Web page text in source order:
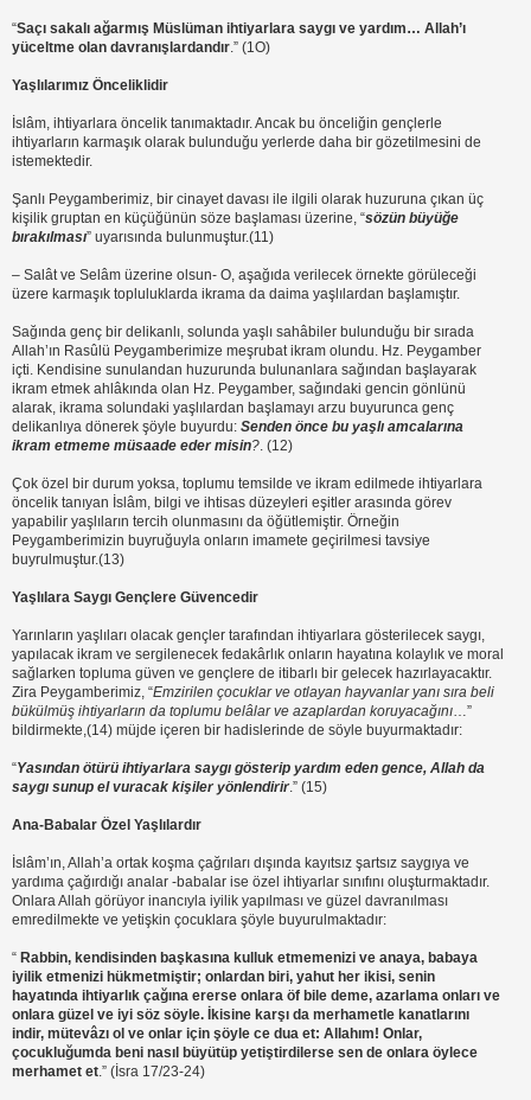
“Saçı sakalı ağarmış Müslüman ihtiyarlara saygı ve yardım… Allah’ı
yüceltme olan davranışlardandır.” (1O)
Yaşlılarımız Önceliklidir
İslâm, ihtiyarlara öncelik tanımaktadır. Ancak bu önceliğin gençlerle
ihtiyarların karmaşık olarak bulunduğu yerlerde daha bir gözetilmesini de
istemektedir.
Şanlı Peygamberimiz, bir cinayet davası ile ilgili olarak huzuruna çıkan üç
kişilik gruptan en küçüğünün söze başlaması üzerine, “sözün büyüğe
bırakılması” uyarısında bulunmuştur.(11)
– Salât ve Selâm üzerine olsun- O, aşağıda verilecek örnekte görüleceği
üzere karmaşık topluluklarda ikrama da daima yaşlılardan başlamıştır.
Sağında genç bir delikanlı, solunda yaşlı sahâbiler bulunduğu bir sırada
Allah’ın Rasûlü Peygamberimize meşrubat ikram olundu. Hz. Peygamber
içti. Kendisine sunulandan huzurunda bulunanlara sağından başlayarak
ikram etmek ahlâkında olan Hz. Peygamber, sağındaki gencin gönlünü
alarak, ikrama solundaki yaşlılardan başlamayı arzu buyurunca genç
delikanlıya dönerek şöyle buyurdu: Senden önce bu yaşlı amcalarına
ikram etmeme müsaade eder misin?. (12)
Çok özel bir durum yoksa, toplumu temsilde ve ikram edilmede ihtiyarlara
öncelik tanıyan İslâm, bilgi ve ihtisas düzeyleri eşitler arasında görev
yapabilir yaşlıların tercih olunmasını da öğütlemiştir. Örneğin
Peygamberimizin buyruğuyla onların imamete geçirilmesi tavsiye
buyrulmuştur.(13)
Yaşlılara Saygı Gençlere Güvencedir
Yarınların yaşlıları olacak gençler tarafından ihtiyarlara gösterilecek saygı,
yapılacak ikram ve sergilenecek fedakârlık onların hayatına kolaylık ve moral
sağlarken topluma güven ve gençlere de itibarlı bir gelecek hazırlayacaktır.
Zira Peygamberimiz, “Emzirilen çocuklar ve otlayan hayvanlar yanı sıra beli
bükülmüş ihtiyarların da toplumu belâlar ve azaplardan koruyacağını…”
bildirmekte,(14) müjde içeren bir hadislerinde de söyle buyurmaktadır:
“Yasından ötürü ihtiyarlara saygı gösterip yardım eden gence, Allah da
saygı sunup el vuracak kişiler yönlendirir.” (15)
Ana-Babalar Özel Yaşlılardır
İslâm’ın, Allah’a ortak koşma çağrıları dışında kayıtsız şartsız saygıya ve
yardıma çağırdığı analar -babalar ise özel ihtiyarlar sınıfını oluşturmaktadır.
Onlara Allah görüyor inancıyla iyilik yapılması ve güzel davranılması
emredilmekte ve yetişkin çocuklara şöyle buyurulmaktadır:
“ Rabbin, kendisinden başkasına kulluk etmemenizi ve anaya, babaya
iyilik etmenizi hükmetmiştir; onlardan biri, yahut her ikisi, senin
hayatında ihtiyarlık çağına ererse onlara öf bile deme, azarlama onları ve
onlara güzel ve iyi söz söyle. İkisine karşı da merhametle kanatlarını
indir, mütevâzı ol ve onlar için şöyle ce dua et: Allahım! Onlar,
çocukluğumda beni nasıl büyütüp yetiştirdilerse sen de onlara öylece
merhamet et.” (İsra 17/23-24)